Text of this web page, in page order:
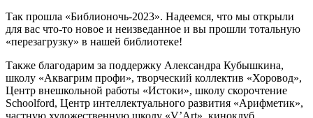
Так прошла «Библионочь-2023». Надеемся, что мы открыли
для вас что-то новое и неизведанное и вы прошли тотальную
«перезагрузку» в нашей библиотеке!
Также благодарим за поддержку Александра Кубышкина,
школу «Аквагрим профи», творческий коллектив «Хоровод»,
Центр внешкольной работы «Истоки», школу скорочтение
Schoolford, Центр интеллектуального развития «Арифметик»,